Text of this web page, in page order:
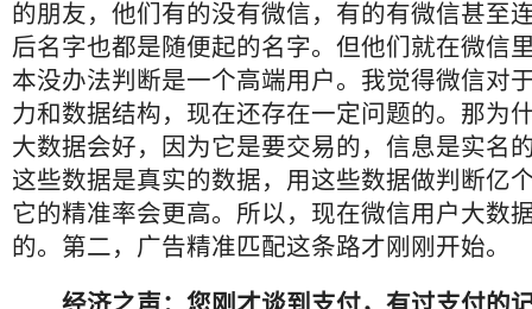
的朋友，他们有的没有微信，有的有微信甚至
后名字也都是随便起的名字。但他们就在微信
本没办法判断是一个高端用户。我觉得微信对
力和数据结构，现在还存在一定问题的。那为
大数据会好，因为它是要交易的，信息是实名
这些数据是真实的数据，用这些数据做判断亿
它的精准率会更高。所以，现在微信用户大数
的。第二，广告精准匹配这条路才刚刚开始。